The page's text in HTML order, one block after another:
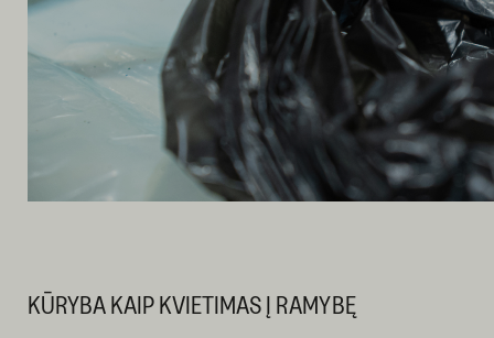
KŪRYBA KAIP KVIETIMAS Į RAMYBĘ